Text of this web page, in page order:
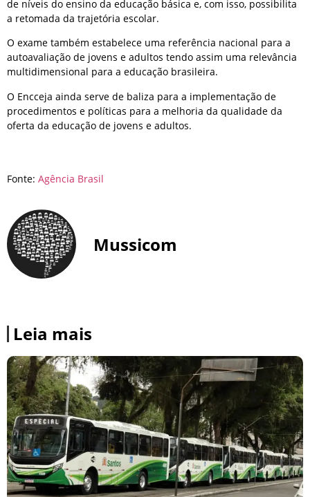
de níveis do ensino da educação básica e, com isso, possibilita
a retomada da trajetória escolar.
O exame também estabelece uma referência nacional para a
autoavaliação de jovens e adultos tendo assim uma relevância
multidimensional para a educação brasileira.
O Encceja ainda serve de baliza para a implementação de
procedimentos e políticas para a melhoria da qualidade da
oferta da educação de jovens e adultos.
Fonte: Agência Brasil
Mussicom
Leia mais